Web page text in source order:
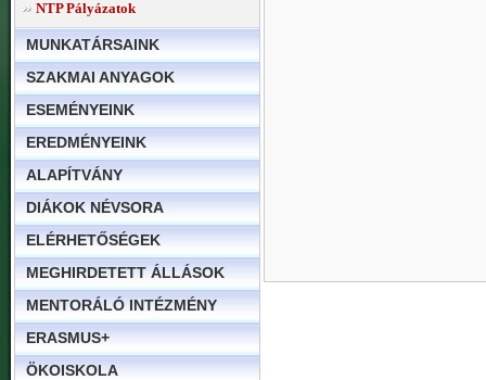
NTP Pályázatok
MUNKATÁRSAINK
SZAKMAI ANYAGOK
ESEMÉNYEINK
EREDMÉNYEINK
ALAPÍTVÁNY
DIÁKOK NÉVSORA
ELÉRHETŐSÉGEK
MEGHIRDETETT ÁLLÁSOK
MENTORÁLÓ INTÉZMÉNY
ERASMUS+
ÖKOISKOLA